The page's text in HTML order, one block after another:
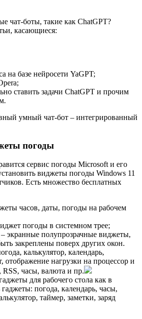
чат-боты, такие как ChatGPT?
касающиеся:
на базе нейросети YaGPT;
ставить задачи ChatGPT и прочим
умный чат-бот – интегрированный
погоды
сервис погоды Microsoft и его
виджеты погоды Windows 11
Есть множество бесплатных
часов, даты, погоды на рабочем
погоды в системном трее;
экранные полупрозрачные виджеты,
закреплены поверх других окон.
калькулятор, календарь,
отображение нагрузки на процессор и
RSS, часы, валюта и пр.
для рабочего стола как в
погода, календарь, часы,
таймер, заметки, заряд